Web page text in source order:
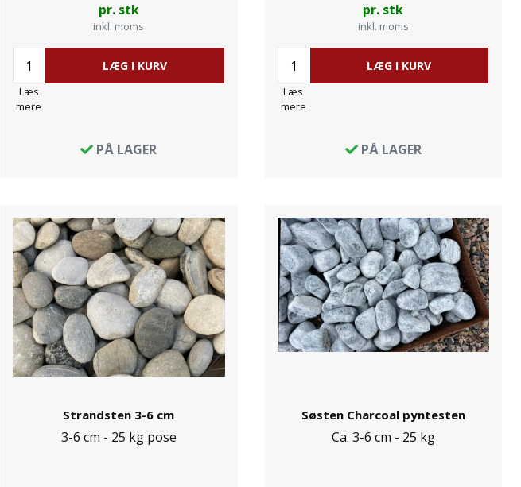
pr. stk
inkl. moms
Læs
mere
LÆG I KURV
PÅ LAGER
pr. stk
inkl. moms
Læs
mere
LÆG I KURV
PÅ LAGER
Strandsten 3-6 cm
3-6 cm - 25 kg pose
Søsten Charcoal pyntesten
Ca. 3-6 cm - 25 kg